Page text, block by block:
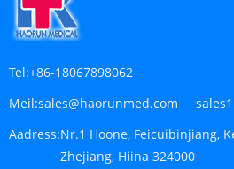
Tel:+86-18067898062
Meil:sales@haorunmed.com
Aadress:Nr.1 Hoone, Feicuibinjiang,
Zhejiang, Hiina 324000